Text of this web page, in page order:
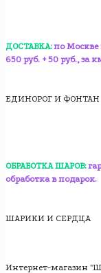
ДОСТАВКА: по Москве
650 руб. + 50 руб., за
ЕДИНОРОГ И ФОНТАН
ОБРАБОТКА ШАРОВ:
обработка в подарок.
ШАРИКИ И СЕРДЦА
Интернет-магазин